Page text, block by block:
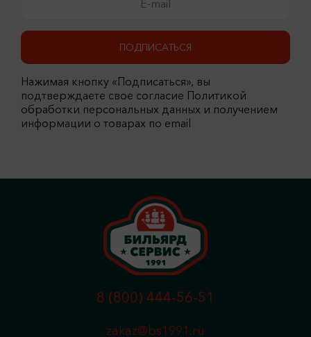
ПОДПИСАТЬСЯ
Нажимая кнопку «Подписаться», вы
подтверждаете свое согласие Политикой
обработки персональных данных и получением
информации о товарах по email
8 (800) 444-56-51
zakaz@bs1991.ru